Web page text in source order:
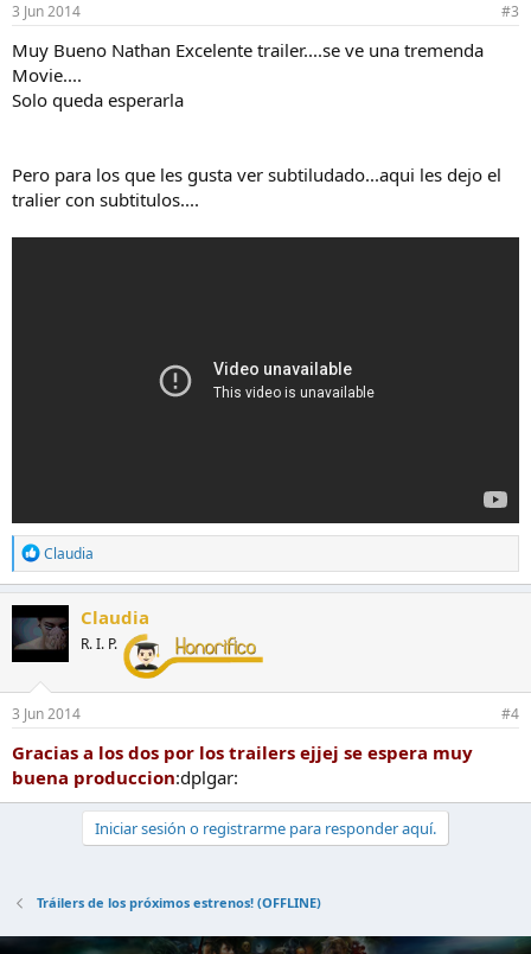
s
3 Jun 2014 #3
Muy Bueno Nathan Excelente trailer....se ve una tremenda
Movie....
Solo queda esperarla
Pero para los que les gusta ver subtiludado...aqui les dejo el
tralier con subtitulos....
R
e
a
c
c
i
o
n
s
Claudia
Claudia
R. I. P.
3 Jun 2014 #4
Gracias a los dos por los trailers ejjej se espera muy
buena produccion:dplgar:
Iniciar sesión o registrarme para responder aquí.
Tráilers de los próximos estrenos! (OFFLINE)